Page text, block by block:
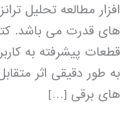
افزار مطالعه تحلیل
های قدرت می باشد.
قطعات پیشرفته به
به طور دقیقی اثر
های برقی […]